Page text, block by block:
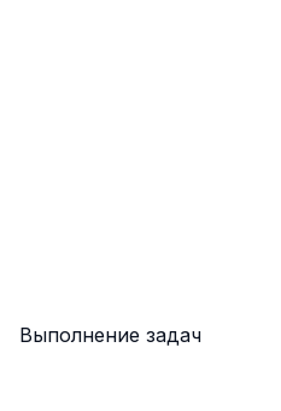
Выполнение задач